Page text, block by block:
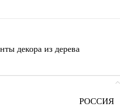
декора из дерева
РОССИЯ